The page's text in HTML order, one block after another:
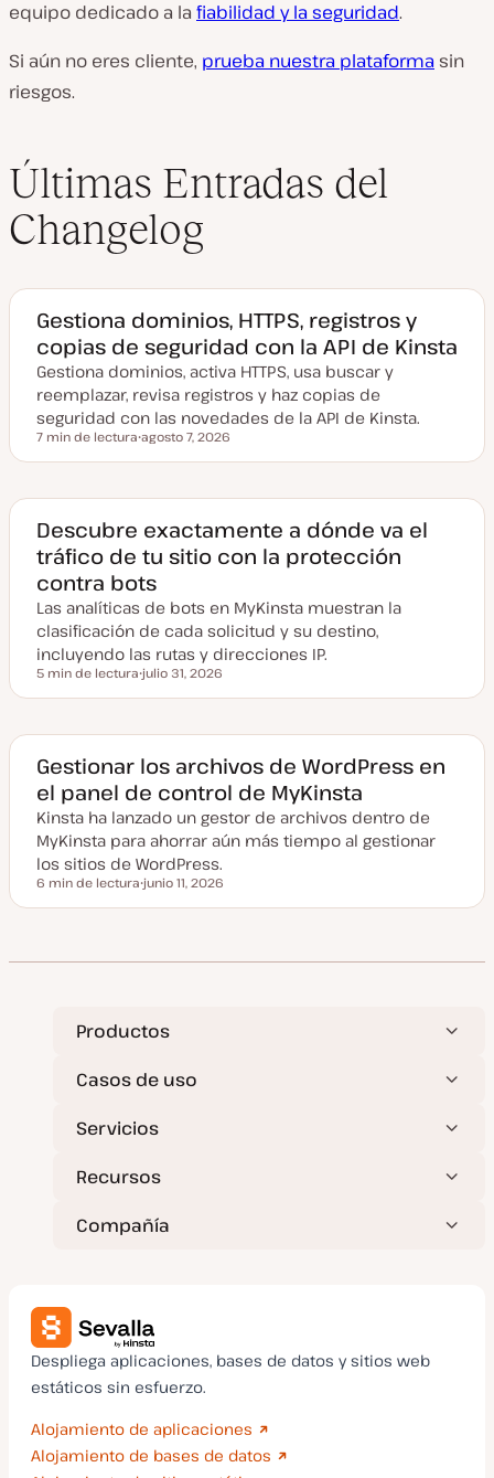
equipo dedicado a la fiabilidad y la seguridad.
Si aún no eres cliente, prueba nuestra plataforma sin
riesgos.
Últimas Entradas del
Changelog
Gestiona dominios, HTTPS, registros y
copias de seguridad con la API de Kinsta
Gestiona dominios, activa HTTPS, usa buscar y
reemplazar, revisa registros y haz copias de
seguridad con las novedades de la API de Kinsta.
Tiempo de lectura
7 min de lectura
e
h
c
u
a
l
i
a
d
a
agosto 7, 2026
Descubre exactamente a dónde va el
tráfico de tu sitio con la protección
contra bots
Las analíticas de bots en MyKinsta muestran la
clasificación de cada solicitud y su destino,
incluyendo las rutas y direcciones IP.
Tiempo de lectura
5 min de lectura
e
h
a
c
t
u
a
i
z
a
d
julio 31, 2026
Gestionar los archivos de WordPress en
el panel de control de MyKinsta
Kinsta ha lanzado un gestor de archivos dentro de
MyKinsta para ahorrar aún más tiempo al gestionar
los sitios de WordPress.
Tiempo de lectura
6 min de lectura
e
a
l
z
a
junio 11, 2026
Productos
Casos de uso
Servicios
Recursos
Compañía
Despliega aplicaciones, bases de datos y sitios web
estáticos sin esfuerzo.
Alojamiento de aplicaciones
Alojamiento de bases de datos